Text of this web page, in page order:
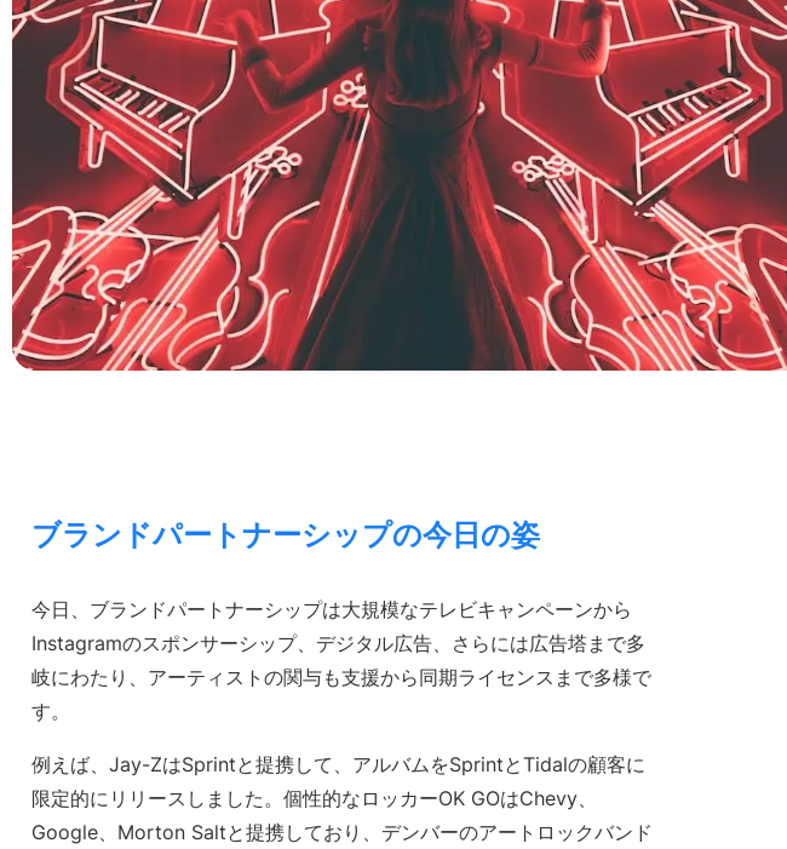
ブランドとコラボレーションする
API Offering
For developers
Education, Mentorship, Professional Development
Apple Music
Instagram
デジタルマーケティング
オーディエンスにリーチする
音楽スーパーバイザー
映画、TV、CMの音楽を探す
音楽業界の今
データ分析の価値を理解する
有効活用法を学ぶ
Artist Resources
Education, Mentorship, Professional Development
ブランドパートナーシップの今日の姿
今日、ブランドパートナーシップは大規模なテレビキャンペーンから
Instagramのスポンサーシップ、デジタル広告、さらには広告塔まで多
岐にわたり、アーティストの関与も支援から同期ライセンスまで多様で
す。
例えば、Jay-ZはSprintと提携して、アルバムをSprintとTidalの顧客に
限定的にリリースしました。個性的なロッカーOK GOはChevy、
Google、Morton Saltと提携しており、デンバーのアートロックバンド